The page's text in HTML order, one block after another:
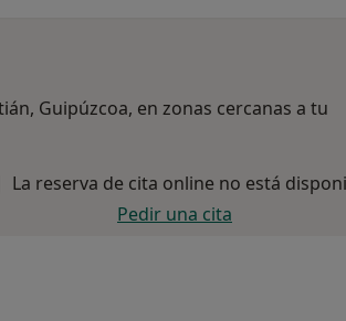
Guipúzcoa, en zonas cercanas a tu
La reserva de cita online no está
Pedir una cita